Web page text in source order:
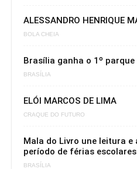
ALESSANDRO HENRIQUE
BOLA CHEIA
Brasília ganha o 1º
BRASÍLIA
ELÓI MARCOS DE LIMA
CRAQUE DO FUTURO
Mala do Livro une leitura
período de férias escolares
BRASÍLIA